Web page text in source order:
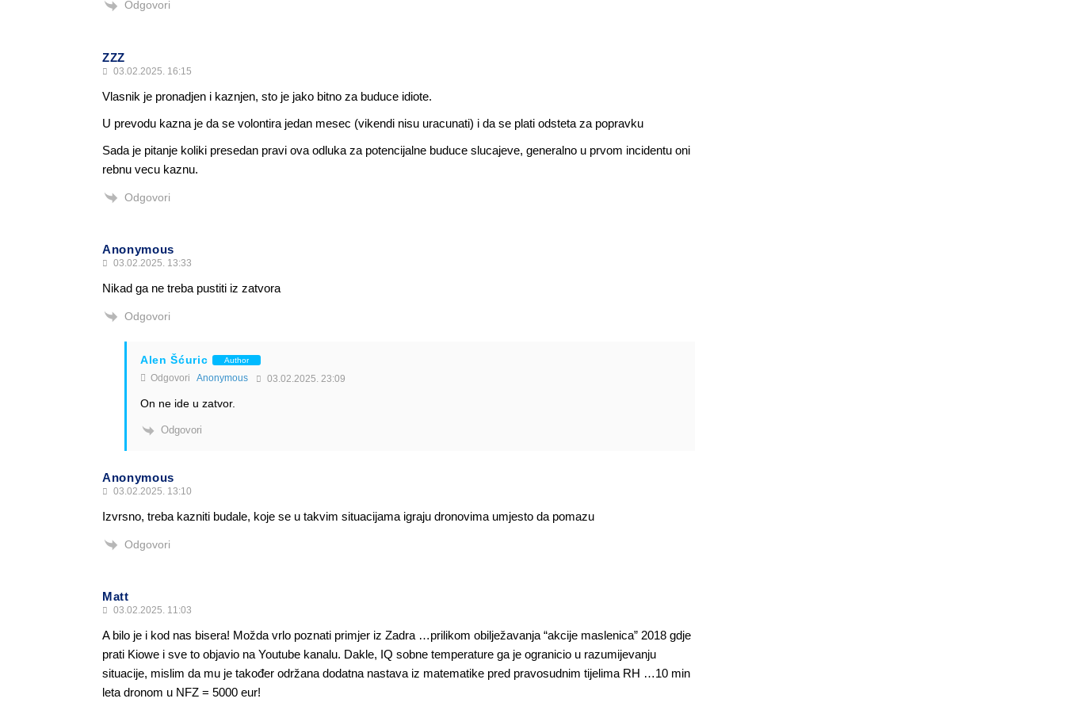
Odgovori
ZZZ
03.02.2025. 16:15
Vlasnik je pronadjen i kaznjen, sto je jako bitno za buduce idiote.
U prevodu kazna je da se volontira jedan mesec (vikendi nisu uracunati) i da se plati odsteta za popravku
Sada je pitanje koliki presedan pravi ova odluka za potencijalne buduce slucajeve, generalno u prvom incidentu oni
rebnu vecu kaznu.
Odgovori
Anonymous
03.02.2025. 13:33
Nikad ga ne treba pustiti iz zatvora
Odgovori
Alen Šćuric Author
Odgovori Anonymous 03.02.2025. 23:09
On ne ide u zatvor.
Odgovori
Anonymous
03.02.2025. 13:10
Izvrsno, treba kazniti budale, koje se u takvim situacijama igraju dronovima umjesto da pomazu
Odgovori
Matt
03.02.2025. 11:03
A bilo je i kod nas bisera! Možda vrlo poznati primjer iz Zadra …prilikom obilježavanja “akcije maslenica” 2018 gdje
prati Kiowe i sve to objavio na Youtube kanalu. Dakle, IQ sobne temperature ga je ogranicio u razumijevanju
situacije, mislim da mu je također održana dodatna nastava iz matematike pred pravosudnim tijelima RH …10 min
leta dronom u NFZ = 5000 eur!